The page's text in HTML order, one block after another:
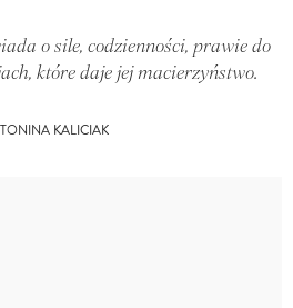
o sile, codzienności, prawie do
które daje jej macierzyństwo.
KALICIAK